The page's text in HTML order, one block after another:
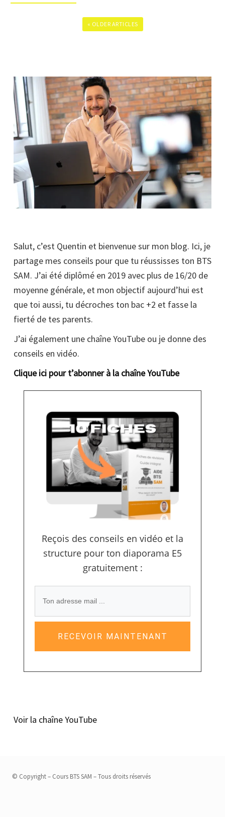
« OLDER ARTICLES
Salut, c’est Quentin et bienvenue sur mon blog. Ici, je
partage mes conseils pour que tu réussisses ton BTS
SAM. J’ai été diplômé en 2019 avec plus de 16/20 de
moyenne générale, et mon objectif aujourd’hui est
que toi aussi, tu décroches ton bac +2 et fasse la
fierté de tes parents.
J’ai également une chaîne YouTube ou je donne des
conseils en vidéo.
Clique ici pour t’abonner à la chaîne YouTube
Reçois des conseils en vidéo et la
structure pour ton diaporama E5
gratuitement :
RECEVOIR MAINTENANT
Voir la chaîne YouTube
© Copyright – Cours BTS SAM – Tous droits réservés